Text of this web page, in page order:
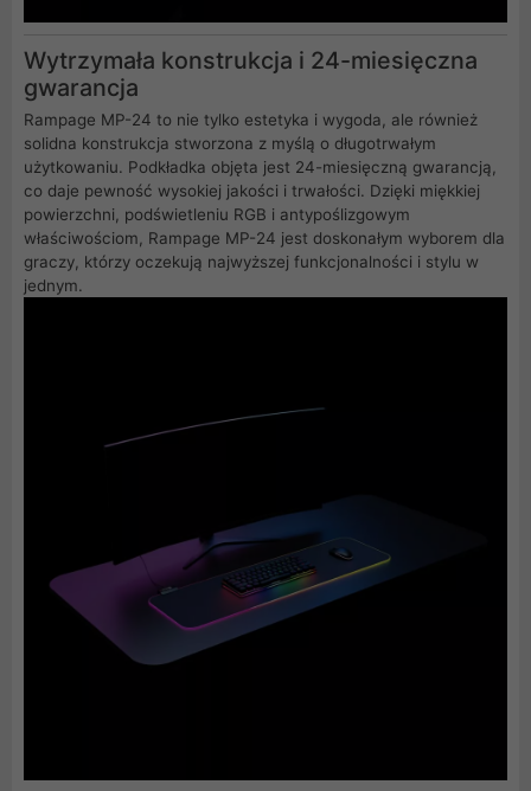
Wytrzymała konstrukcja i 24-miesięczna
gwarancja
Rampage MP-24 to nie tylko estetyka i wygoda, ale również
solidna konstrukcja stworzona z myślą o długotrwałym
użytkowaniu. Podkładka objęta jest 24-miesięczną gwarancją,
co daje pewność wysokiej jakości i trwałości. Dzięki miękkiej
powierzchni, podświetleniu RGB i antypoślizgowym
właściwościom, Rampage MP-24 jest doskonałym wyborem dla
graczy, którzy oczekują najwyższej funkcjonalności i stylu w
jednym.